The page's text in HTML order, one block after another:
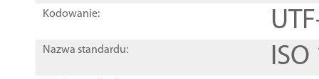
Kodowanie:
Nazwa standardu: